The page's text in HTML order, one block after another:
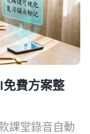
費方案整
課堂錄音自動